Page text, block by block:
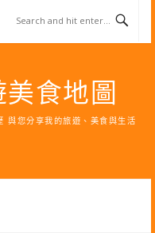
食地圖
與您分享我的旅遊、美食與生活